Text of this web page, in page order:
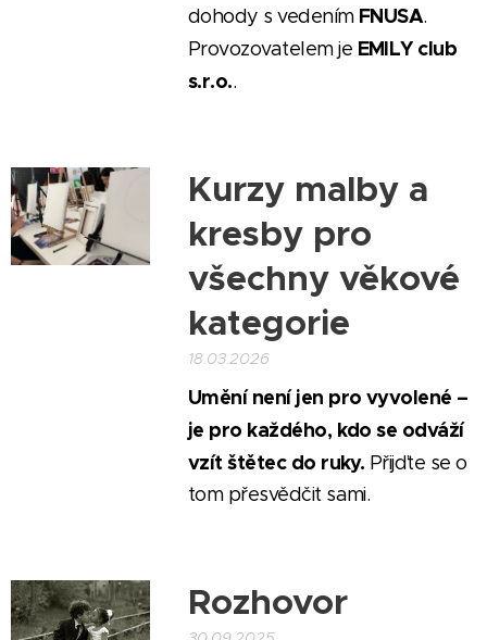
dohody s vedením FNUSA.
Provozovatelem je EMILY club
s.r.o..
Kurzy malby a
kresby pro
všechny věkové
kategorie
18.03.2026
Umění není jen pro vyvolené –
je pro každého, kdo se odváží
vzít štětec do ruky. Přijďte se o
tom přesvědčit sami.
Rozhovor